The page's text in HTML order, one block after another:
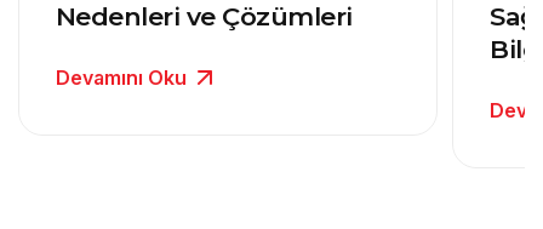
Nedenleri ve Çözümleri
Devamını Oku